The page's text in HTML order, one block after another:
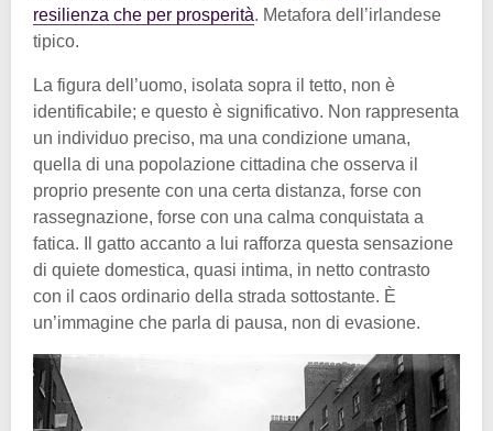
resilienza che per prosperità. Metafora dell’irlandese
tipico.
La figura dell’uomo, isolata sopra il tetto, non è
identificabile; e questo è significativo. Non rappresenta
un individuo preciso, ma una condizione umana,
quella di una popolazione cittadina che osserva il
proprio presente con una certa distanza, forse con
rassegnazione, forse con una calma conquistata a
fatica. Il gatto accanto a lui rafforza questa sensazione
di quiete domestica, quasi intima, in netto contrasto
con il caos ordinario della strada sottostante. È
un’immagine che parla di pausa, non di evasione.